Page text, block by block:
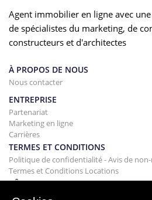
Agent immobilier en ligne avec
de spécialistes du marketing, de
constructeurs et d'architectes
À PROPOS DE NOUS
Nous contacter
ENTREPRISE
Partenariat
Marketing en ligne
Carrières
TERMES ET CONDITIONS
Politique de confidentialité - Avis de
Termes et Conditions Locations
BÂTIMENT
Projets